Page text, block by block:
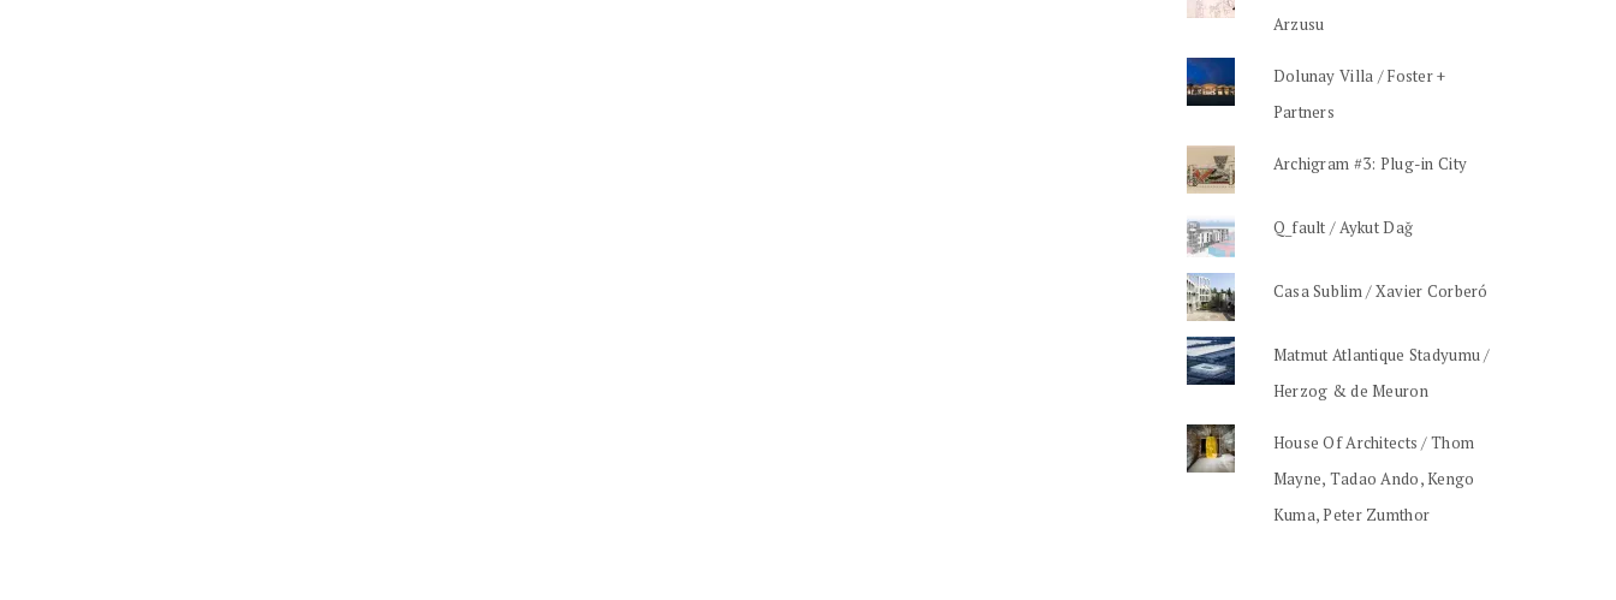
Arzusu
Dolunay Villa / Foster +
Partners
Archigram #3: Plug-in City
Q_fault / Aykut Dağ
Casa Sublim / Xavier Corberó
Matmut Atlantique Stadyumu /
Herzog & de Meuron
House Of Architects / Thom
Mayne, Tadao Ando, Kengo
Kuma, Peter Zumthor